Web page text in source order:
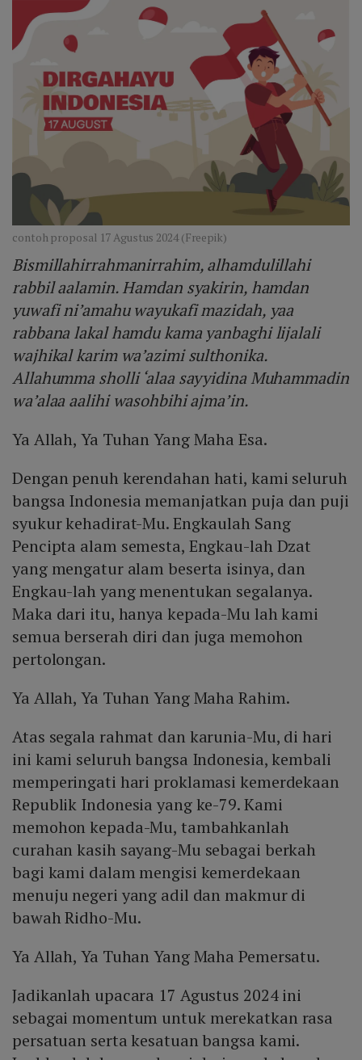
contoh proposal 17 Agustus 2024 (Freepik)
Bismillahirrahmanirrahim, alhamdulillahi
rabbil aalamin. Hamdan syakirin, hamdan
yuwafi ni’amahu wayukafi mazidah, yaa
rabbana lakal hamdu kama yanbaghi lijalali
wajhikal karim wa’azimi sulthonika.
Allahumma sholli ‘alaa sayyidina Muhammadin
wa’alaa aalihi wasohbihi ajma’in.
Ya Allah, Ya Tuhan Yang Maha Esa.
Dengan penuh kerendahan hati, kami seluruh
bangsa Indonesia memanjatkan puja dan puji
syukur kehadirat-Mu. Engkaulah Sang
Pencipta alam semesta, Engkau-lah Dzat
yang mengatur alam beserta isinya, dan
Engkau-lah yang menentukan segalanya.
Maka dari itu, hanya kepada-Mu lah kami
semua berserah diri dan juga memohon
pertolongan.
Ya Allah, Ya Tuhan Yang Maha Rahim.
Atas segala rahmat dan karunia-Mu, di hari
ini kami seluruh bangsa Indonesia, kembali
memperingati hari proklamasi kemerdekaan
Republik Indonesia yang ke-79. Kami
memohon kepada-Mu, tambahkanlah
curahan kasih sayang-Mu sebagai berkah
bagi kami dalam mengisi kemerdekaan
menuju negeri yang adil dan makmur di
bawah Ridho-Mu.
Ya Allah, Ya Tuhan Yang Maha Pemersatu.
Jadikanlah upacara 17 Agustus 2024 ini
sebagai momentum untuk merekatkan rasa
persatuan serta kesatuan bangsa kami.